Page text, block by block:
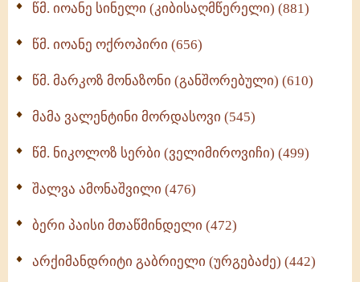
წმ. იოანე სინელი (კიბისაღმწერელი) (881)
წმ. იოანე ოქროპირი (656)
წმ. მარკოზ მონაზონი (განშორებული) (610)
მამა ვალენტინი მორდასოვი (545)
წმ. ნიკოლოზ სერბი (ველიმიროვიჩი) (499)
შალვა ამონაშვილი (476)
ბერი პაისი მთაწმინდელი (472)
არქიმანდრიტი გაბრიელი (ურგებაძე) (442)